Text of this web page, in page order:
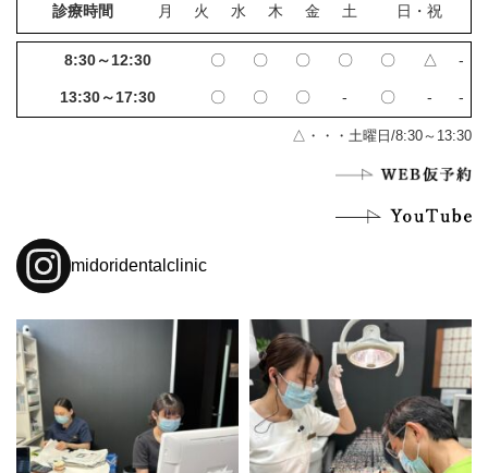
診療時間 月 火 水 木 金 土 日・祝
8:30～12:30 〇 〇 〇 〇 〇 △ ‐
13:30～17:30 〇 〇 〇 ‐ 〇 ‐ ‐
△・・・土曜日/8:30～13:30
midoridentalclinic